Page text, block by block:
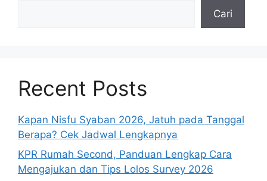
Cari
Recent Posts
Kapan Nisfu Syaban 2026, Jatuh pada Tanggal
Berapa? Cek Jadwal Lengkapnya
KPR Rumah Second, Panduan Lengkap Cara
Mengajukan dan Tips Lolos Survey 2026